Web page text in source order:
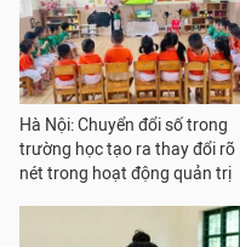
Hà Nội: Chuyển đổi số trong
trường học tạo ra thay đổi rõ
nét trong hoạt động quản trị